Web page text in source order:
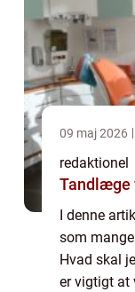
09 maj 2026
redaktionel
Tandlæge
I denne
som
Hvad skal
er vigtigt at